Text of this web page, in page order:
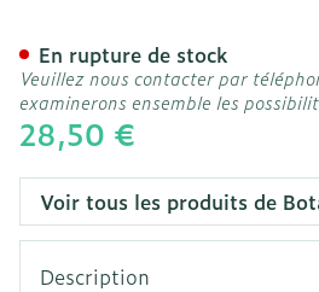
28,50 €
En rupture de stock
Veuillez nous contacter par
examinerons ensemble les
Voir tous les produits de
Description